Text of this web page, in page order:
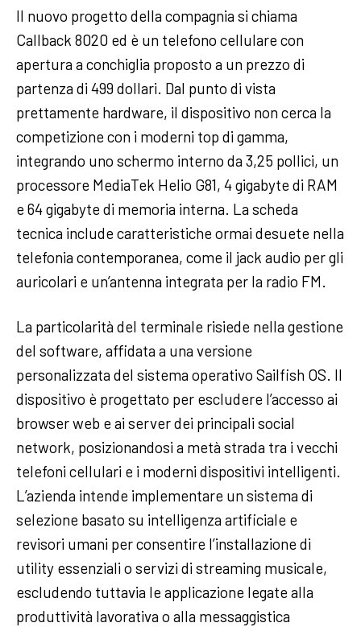
Il nuovo progetto della compagnia si chiama
Callback 8020 ed è un telefono cellulare con
apertura a conchiglia proposto a un prezzo di
partenza di 499 dollari. Dal punto di vista
prettamente hardware, il dispositivo non cerca la
competizione con i moderni top di gamma,
integrando uno schermo interno da 3,25 pollici, un
processore MediaTek Helio G81, 4 gigabyte di RAM
e 64 gigabyte di memoria interna. La scheda
tecnica include caratteristiche ormai desuete nella
telefonia contemporanea, come il jack audio per gli
auricolari e un’antenna integrata per la radio FM.
La particolarità del terminale risiede nella gestione
del software, affidata a una versione
personalizzata del sistema operativo Sailfish OS. Il
dispositivo è progettato per escludere l’accesso ai
browser web e ai server dei principali social
network, posizionandosi a metà strada tra i vecchi
telefoni cellulari e i moderni dispositivi intelligenti.
L’azienda intende implementare un sistema di
selezione basato su intelligenza artificiale e
revisori umani per consentire l’installazione di
utility essenziali o servizi di streaming musicale,
escludendo tuttavia le applicazione legate alla
produttività lavorativa o alla messaggistica